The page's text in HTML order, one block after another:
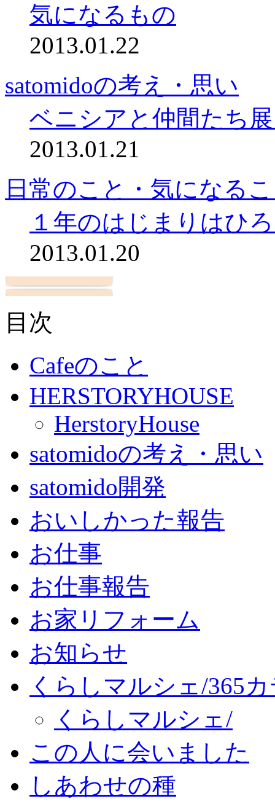
気になるもの
2013.01.22
satomidoの考え・思い
ベニシアと仲間たち
2013.01.21
日常のこと・気になる
１年のはじまりはひ
2013.01.20
目次
Cafeのこと
HERSTORYHOUSE
HerstoryHouse
satomidoの考え・思い
satomido開発
おいしかった報告
お仕事
お仕事報告
お家リフォーム
お知らせ
くらしマルシェ/365
くらしマルシェ/
この人に会いました
しあわせの種